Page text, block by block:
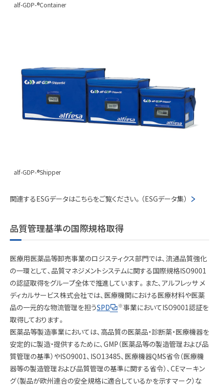
alf-GDP-®Container
alf-GDP-®Shipper
関連するESGデータはこちらをご覧ください。（ESGデータ集）
品質管理基準の国際規格取得
医療用医薬品等卸売事業のロジスティクス部門では、流通品質強化
の一環として、品質マネジメントシステムに関する国際規格ISO9001
の認証取得をグループ全体で推進しています。また、アルフレッサ メ
ディカルサービス株式会社では、医療機関における医療材料や医薬
品の一元的な物流管理を担うSPD ※事業においてISO9001認証を
取得しております。
医薬品等製造事業においては、高品質の医薬品・診断薬・医療機器を
安定的に製造・提供するために、GMP（医薬品等の製造管理および品
質管理の基準）やISO9001、ISO13485、医療機器QMS省令（医療機
器等の製造管理および品質管理の基準に関する省令）、CEマーキン
グ（製品が欧州連合の安全規格に適合しているかを示すマーク）な